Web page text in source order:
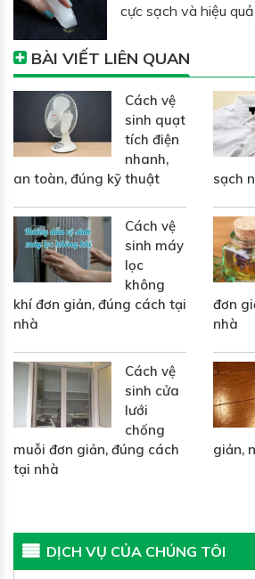
cực sạch và hiệu quả
BÀI VIẾT LIÊN QUAN
Cách vệ
sinh quạt
tích điện
nhanh,
an toàn, đúng kỹ thuật
sạch
Cách vệ
sinh máy
lọc
không
khí đơn giản, đúng cách tại
nhà
đơn
nhà
Cách vệ
sinh cửa
lưới
chống
muỗi đơn giản, đúng cách
tại nhà
giản,
DỊCH VỤ CỦA CHÚNG TÔI